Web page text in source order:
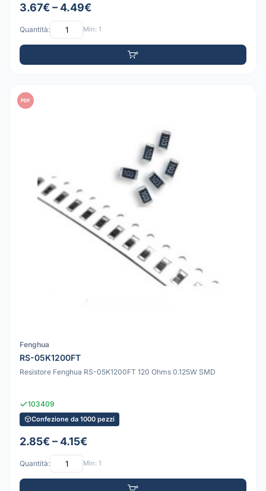
3.67€ – 4.49€
Quantità: Min: 1
PDF
Fenghua
RS-05K1200FT
Resistore Fenghua RS-05K1200FT 120 Ohms 0.125W SMD
103409
Confezione da 1000 pezzi
2.85€ – 4.15€
Quantità: Min: 1